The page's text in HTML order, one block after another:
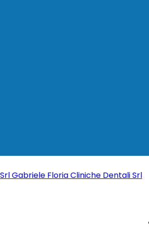
Gabriele Floria Cliniche Dentali Srl